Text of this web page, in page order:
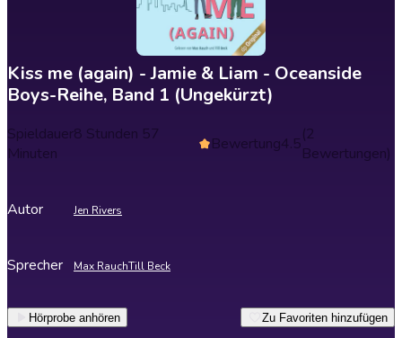
Kiss me (again) - Jamie & Liam - Oceanside
Boys-Reihe, Band 1 (Ungekürzt)
Spieldauer8 Stunden 57
Minuten
Bewertung4.5(2
Bewertungen)
Autor Jen Rivers
Sprecher Max RauchTill Beck
Hörprobe anhören Zu Favoriten hinzufügen